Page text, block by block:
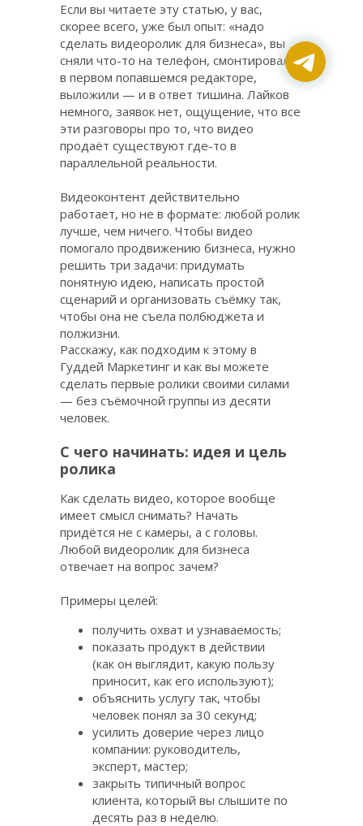
Если вы читаете эту статью, у вас,
скорее всего, уже был опыт: «надо
сделать видеоролик для бизнеса», вы
сняли что-то на телефон, смонтировали
в первом попавшемся редакторе,
выложили — и в ответ тишина. Лайков
немного, заявок нет, ощущение, что все
эти разговоры про то, что видео
продаёт существуют где-то в
параллельной реальности.
Видеоконтент действительно
работает, но не в формате: любой ролик
лучше, чем ничего. Чтобы видео
помогало продвижению бизнеса, нужно
решить три задачи: придумать
понятную идею, написать простой
сценарий и организовать съёмку так,
чтобы она не съела полбюджета и
полжизни.
Расскажу, как подходим к этому в
Гуддей Маркетинг и как вы можете
сделать первые ролики своими силами
— без съёмочной группы из десяти
человек.
Как сделать видео, которое вообще
имеет смысл снимать? Начать
придётся не с камеры, а с головы.
Любой видеоролик для бизнеса
отвечает на вопрос зачем?
Примеры целей:
получить охват и узнаваемость;
показать продукт в действии
(как он выглядит, какую пользу
приносит, как его используют);
объяснить услугу так, чтобы
человек понял за 30 секунд;
усилить доверие через лицо
компании: руководитель,
эксперт, мастер;
закрыть типичный вопрос
клиента, который вы слышите по
десять раз в неделю.
С чего начинать: идея и цель
ролика